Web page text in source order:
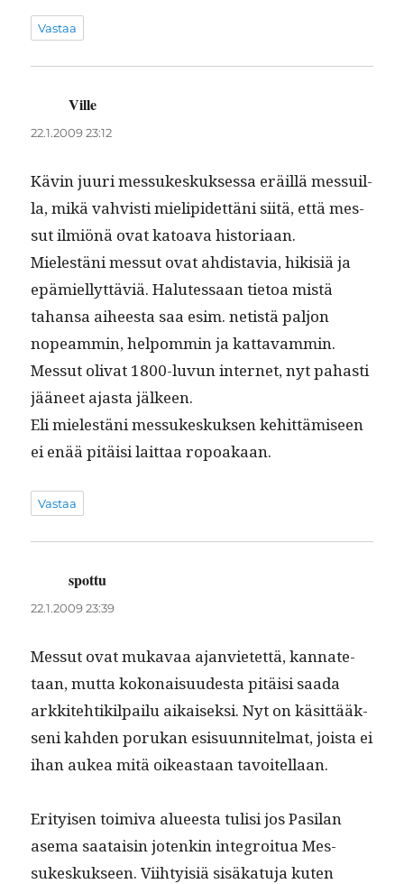
Vastaa
Ville
22.1.2009 23:12
Kävin juuri mes­sukeskuk­ses­sa eräil­lä mes­suil­
la, mikä vahvisti mielipi­det­täni siitä, että mes­
sut ilmiönä ovat katoa­va his­to­ri­aan.
Mielestäni mes­sut ovat ahdis­tavia, hik­isiä ja
epämiel­lyt­täviä. Halutes­saan tietoa mis­tä
tahansa aiheesta saa esim. netistä paljon
nopeam­min, helpom­min ja kat­tavam­min.
Mes­sut oli­vat 1800-luvun inter­net, nyt pahasti
jääneet ajas­ta jälkeen.
Eli mielestäni mes­sukeskuk­sen kehit­tämiseen
ei enää pitäisi lait­taa ropoakaan.
Vastaa
spottu
22.1.2009 23:39
Mes­sut ovat mukavaa ajan­vi­etet­tä, kan­nate­
taan, mut­ta kokon­aisu­ud­es­ta pitäisi saa­da
arkkite­htik­il­pailu aikaisek­si. Nyt on käsit­tääk­
seni kah­den porukan esisu­un­nitel­mat, joista ei
ihan aukea mitä oikeas­t­aan tavoitellaan.
Eri­tyisen toimi­va alueesta tulisi jos Pasi­lan
ase­ma saataisin jotenkin inte­groitua Mes­
sukeskuk­seen. Viihty­isiä sisäkatu­ja kuten